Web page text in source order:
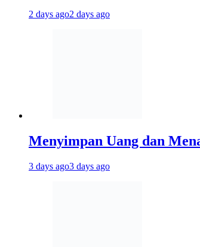
2 days ago2 days ago
Menyimpan Uang dan
3 days ago3 days ago